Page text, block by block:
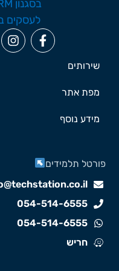
שירותים
מפת אתר
מידע נוסף
info@techstation.co.il
054-514-6555
054-514-6555
חריש
תלמידים